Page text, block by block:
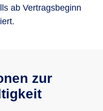
ab Vertragsbeginn
zur